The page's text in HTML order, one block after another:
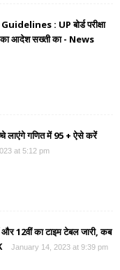
: UP बोर्ड परीक्षा
का आदेश सख्ती का - News
गणित में 95 + ऐसे करें
at 5:12 pm
12वीं का टाइम टेबल जारी, कब
January 14, 2023 at 9:39 pm